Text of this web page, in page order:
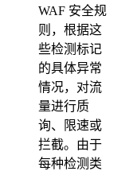
WAF 安全规
则，根据这
些检测标记
的具体异常
情况，对流
量进行质
询、限速或
拦截。由于
每种检测类